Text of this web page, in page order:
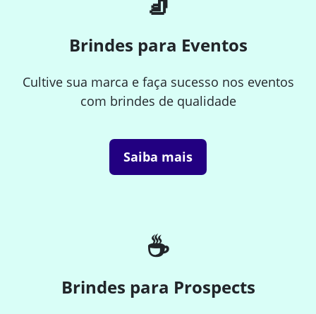
Brindes para Eventos
Cultive sua marca e faça sucesso nos eventos
com brindes de qualidade
Saiba mais
☕
Brindes para Prospects